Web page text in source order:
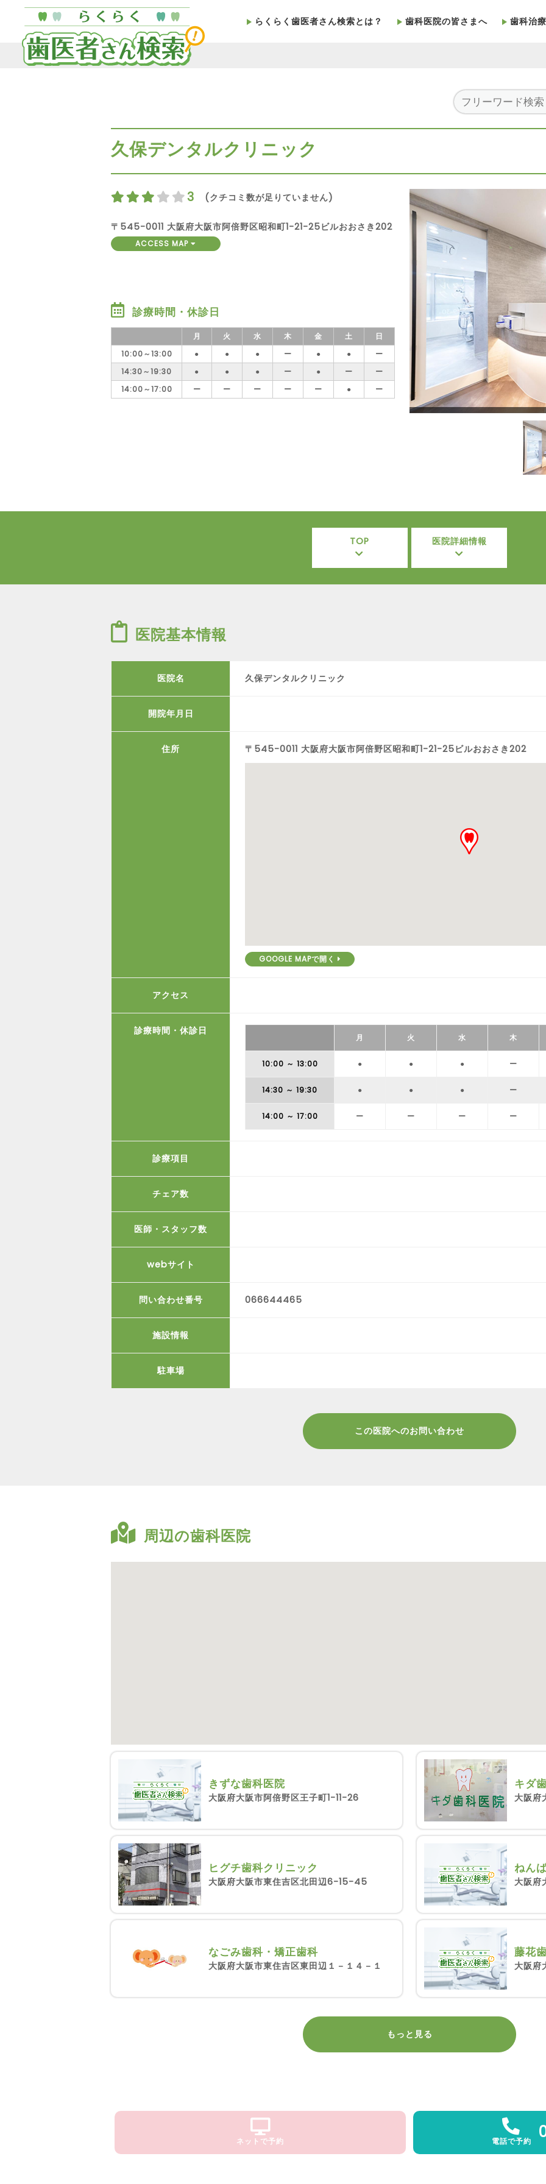
らくらく歯医者さん検索とは？ 歯科医院の皆さまへ 歯科治
久保デンタルクリニック
3 (クチコミ数が足りていません)
〒545-0011 大阪府大阪市阿倍野区昭和町1-21-25ビルおおさき202
ACCESS MAP
診療時間・休診日
月 火 水 木 金 土
日
10:00～13:00
● ● ● ー ● ●
ー
14:30～19:30
● ● ● ー ● ー
ー
14:00～17:00
ー ー ー ー ー ● ー
TOP 医院詳細情報
医院基本情報
医院名 久保デンタルクリニック
開院年月日
住所 〒545-0011 大阪府大阪市阿倍野区昭和町1-21-25ビルおおさき202
GOOGLE MAPで開く
アクセス
診療時間・休診日
月 火 水 木
10:00 ～ 13:00 ● ● ● ー
14:30 ～ 19:30 ● ● ● ー
14:00 ～ 17:00 ー ー ー ー
診療項目
チェア数
医師・スタッフ数
webサイト
問い合わせ番号 066644465
施設情報
駐車場
この医院へのお問い合わせ
周辺の歯科医院
きずな歯科医院
大阪府大阪市阿倍野区王子町1-11-26
ヒグチ歯科クリニック
大阪府大阪市東住吉区北田辺6-15-45
なごみ歯科・矯正歯科
大阪府大阪市東住吉区東田辺１－１４－１
キダ
大阪府
ねん
大阪府
藤花
大阪
もっと見る
ネットで予約 電話で予約